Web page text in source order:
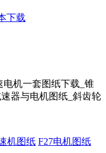
下载
电机一套图纸下载_锥
器与电机图纸_斜齿轮
机图纸 F27电机图纸